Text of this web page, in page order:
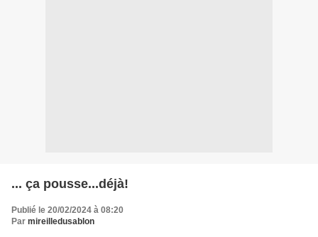
... ça pousse...déjà!
Publié le 20/02/2024 à 08:20
Par mireilledusablon